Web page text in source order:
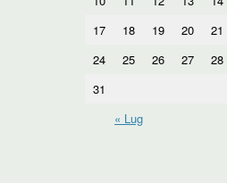
17
18 19 20 21
24
25 26 27 28
31
« Lug